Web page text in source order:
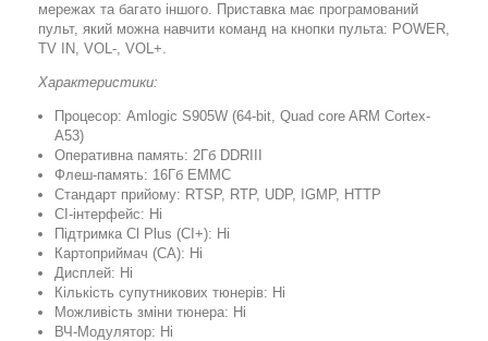
мережах та багато іншого. Приставка має програмований
пульт, який можна навчити команд на кнопки пульта: POWER,
TV IN, VOL-, VOL+.
Характеристики:
Процесор: Amlogic S905W (64-bit, Quad core ARM Cortex-
A53)
Оперативна память: 2Гб DDRIII
Флеш-память: 16Гб EMMC
Стандарт прийому: RTSP, RTP, UDP, IGMP, HTTP
СI-інтерфейс: Ні
Підтримка Cl Plus (CI+): Ні
Картоприймач (СА): Ні
Дисплей: Ні
Кількість супутникових тюнерів: Ні
Можливість зміни тюнера: Ні
ВЧ-Модулятор: Ні